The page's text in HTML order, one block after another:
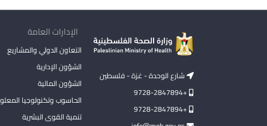
شارع الوحدة - غزة - فلسطين
+9728-2847894
+9728-2847894
الإدارات العامة
التعاون الدولي والمشاريع
الشؤون الإدارية
الشؤون المالية
الحاسوب وتكنولوجيا
تنمية القوى البشرية